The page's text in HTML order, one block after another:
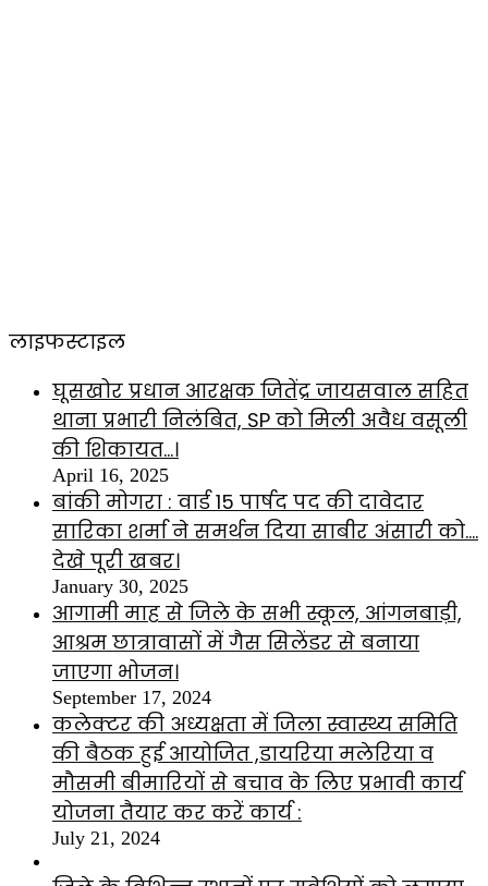
लाइफस्टाइल
घूसखोर प्रधान आरक्षक जितेंद्र जायसवाल सहित
थाना प्रभारी निलंबित, SP को मिली अवैध वसूली
की शिकायत…।
April 16, 2025
बांकी मोगरा : वार्ड 15 पार्षद पद की दावेदार
सारिका शर्मा ने समर्थन दिया साबीर अंसारी को….
देखे पूरी खबर।
January 30, 2025
आगामी माह से जिले के सभी स्कूल, आंगनबाड़ी,
आश्रम छात्रावासों में गैस सिलेंडर से बनाया
जाएगा भोजन।
September 17, 2024
कलेक्टर की अध्यक्षता में जिला स्वास्थ्य समिति
की बैठक हुई आयोजित ,डायरिया मलेरिया व
मौसमी बीमारियों से बचाव के लिए प्रभावी कार्य
योजना तैयार कर करें कार्य :
July 21, 2024